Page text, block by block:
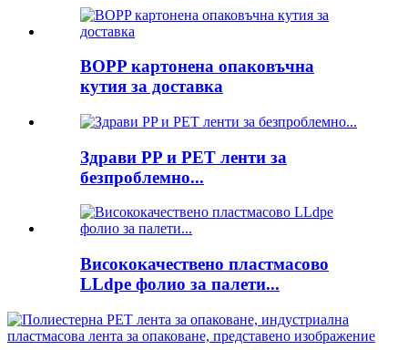
BOPP картонена опаковъчна
кутия за доставка
Здрави PP и PET ленти за
безпроблемно...
Висококачествено пластмасово
LLdpe фолио за палети...